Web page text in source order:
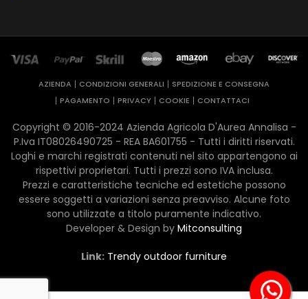
AZIENDA CONDIZIONI GENERALI
SPEDIZIONE E CONSEGNA
PAGAMENTO
PRIVACY COOKIE CONTATTACI
Copyright © 2016-2024 Azienda Agricola D'Aurea Annalisa -
P.Iva IT08026490725 - REA ​BA601755 - Tutti i diritti riservati.
Loghi e marchi registrati contenuti nel sito appartengono ai
rispettivi proprietari. Tutti i prezzi sono IVA inclusa.
Prezzi e caratteristiche tecniche ed estetiche possono
essere soggetti a variazioni senza preavviso. Alcune foto
sono utilizzate a titolo puramente indicativo.
Developer & Design by Mitconsulting
Link: Trendy outdoor furniture